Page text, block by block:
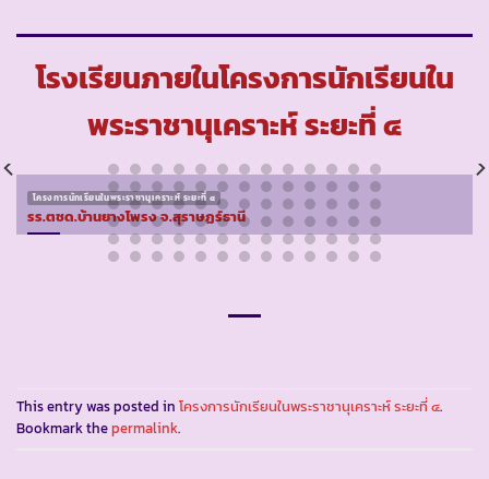
โรงเรียนภายในโครงการนักเรียนใน
พระราชานุเคราะห์ ระยะที่ ๔
โครงการนักเรียนในพระราชานุเคราะห์ ระยะที่ ๔
รร.ตชด.บ้านยางโพรง จ.สุราษฏร์ธานี
This entry was posted in โครงการนักเรียนในพระราชานุเคราะห์ ระยะที่ ๔.
Bookmark thepermalink.